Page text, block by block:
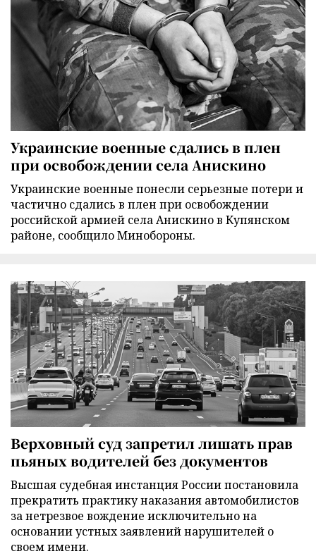
Украинские военные сдались в плен
при освобождении села Анискино
Украинские военные понесли серьезные потери и
частично сдались в плен при освобождении
российской армией села Анискино в Купянском
районе, сообщило Минобороны.
Верховный суд запретил лишать прав
пьяных водителей без документов
Высшая судебная инстанция России постановила
прекратить практику наказания автомобилистов
за нетрезвое вождение исключительно на
основании устных заявлений нарушителей о
своем имени.